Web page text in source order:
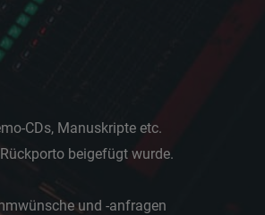
CDs, Manuskripte etc.
beigefügt wurde.
und -anfragen